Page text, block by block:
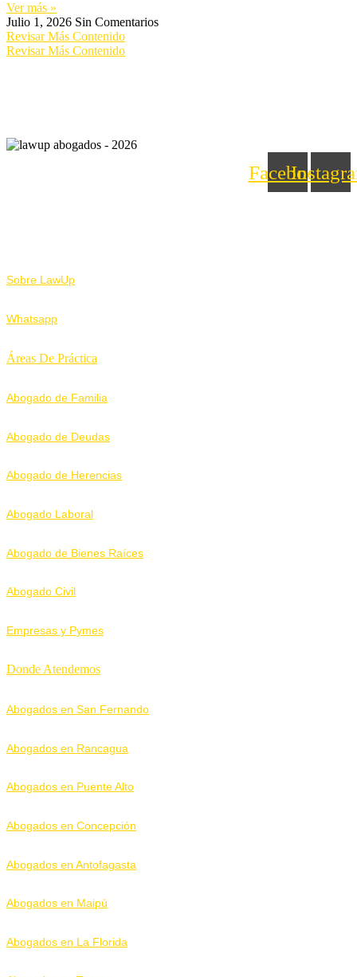
Ver más »
Julio 1, 2026 Sin Comentarios
Revisar Más Contenido
Revisar Más Contenido
Facebook
Sobre LawUp
Whatsapp
Áreas De Práctica
Abogado de Familia
Abogado de Deudas
Abogado de Herencias
Abogado Laboral
Abogado de Bienes Raíces
Abogado Civil
Empresas y Pymes
Donde Atendemos
Abogados en San Fernando
Abogados en Rancagua
Abogados en Puente Alto
Abogados en Concepción
Abogados en Antofagasta
Abogados en Maipú
Abogados en La Florida